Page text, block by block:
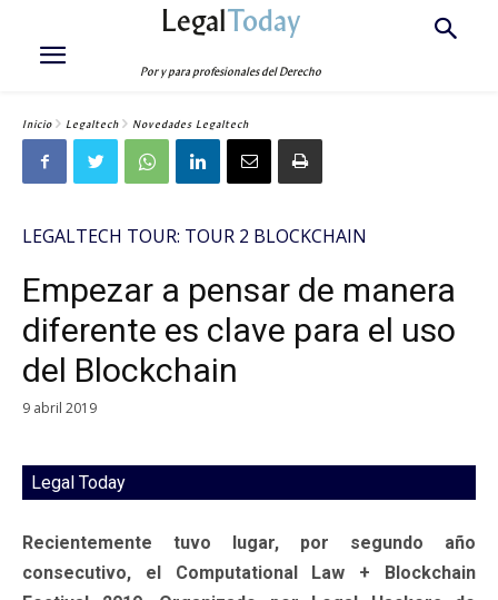
LegalToday
Por y para profesionales del Derecho
Inicio Legaltech Novedades Legaltech
LEGALTECH TOUR: TOUR 2 BLOCKCHAIN
Empezar a pensar de manera
diferente es clave para el uso
del Blockchain
9 abril 2019
Legal Today
Recientemente tuvo lugar, por segundo año
consecutivo, el Computational Law + Blockchain